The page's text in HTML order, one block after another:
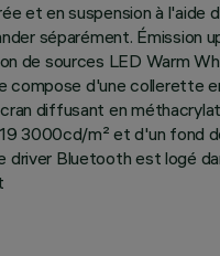
et en suspension à l'aide
séparément. Émission
de sources LED Warm
compose d'une collerette
diffusant en
3000cd/m² et d'un fond
driver Bluetooth est logé